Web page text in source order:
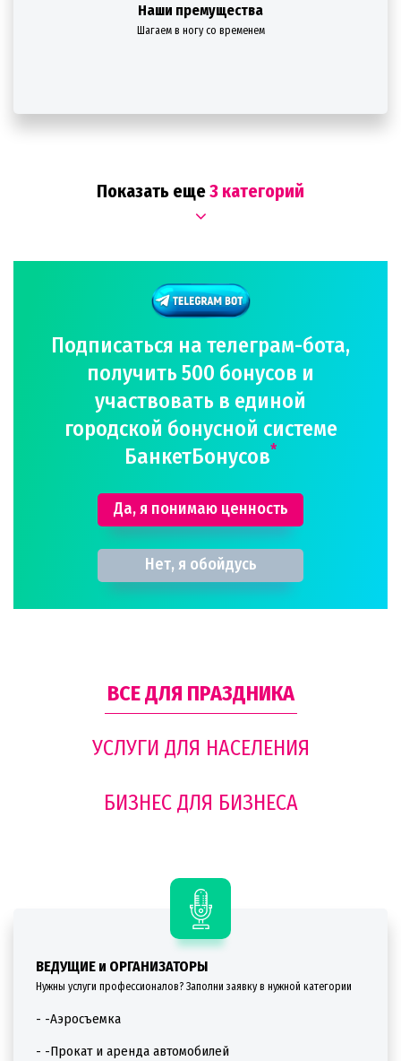
Наши премущества
Шагаем в ногу со временем
Показать еще3 категорий
Подписаться на телеграм-бота,
получить 500 бонусов и
участвовать в единой
городской бонусной системе
БанкетБонусов*
Да, я понимаю ценность
Нет, я обойдусь
ВСЕ ДЛЯ ПРАЗДНИКА
УСЛУГИ ДЛЯ НАСЕЛЕНИЯ
БИЗНЕС ДЛЯ БИЗНЕСА
ВЕДУЩИЕ и ОРГАНИЗАТОРЫ
Нужны услуги профессионалов? Заполни заявку в нужной категории
- -Аэросъемка
- -Прокат и аренда автомобилей